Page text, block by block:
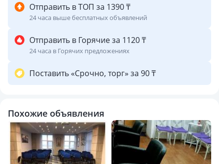
Отправить в ТОП за 1390 ₸
24 часа выше бесплатных объявлений
Отправить в Горячие за 1120 ₸
24 часа в Горячих предложениях
Поставить «Срочно, торг» за 90 ₸
Похожие объявления